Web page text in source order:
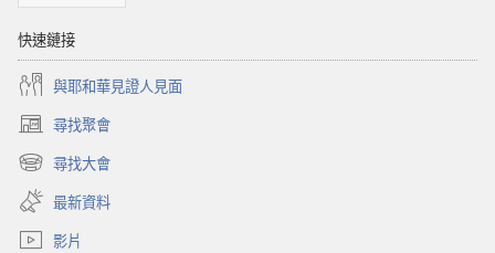
快速鏈接
與耶和華見證人見面
尋找聚會
（開
啟
新
視
窗）
尋找大會
（開
啟
新
視
最新資料
影片